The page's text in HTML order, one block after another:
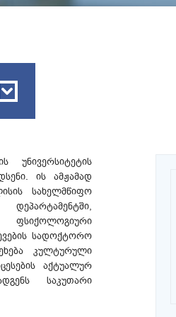
უნივერსიტეტის
ის ამჟამად
სახელმწიფო
სადოქტორო
კულტურული
აქტუალურ
საკუთარი